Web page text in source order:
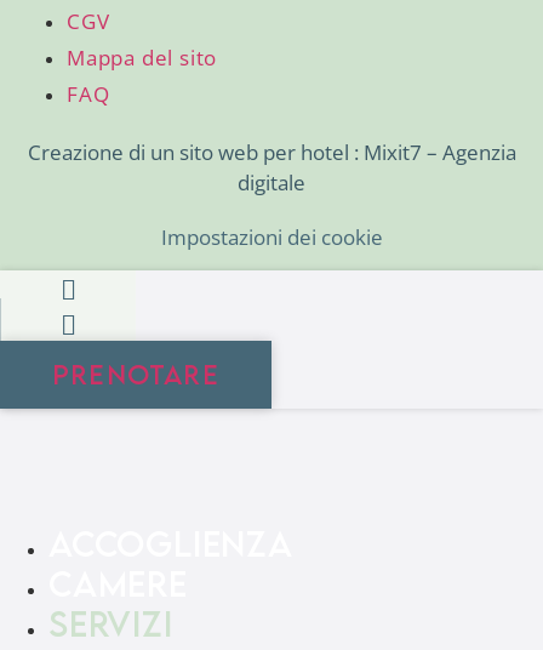
CGV
Mappa del sito
FAQ
Creazione di un sito web per hotel : Mixit7 – Agenzia
digitale
Impostazioni dei cookie
PRENOTARE
SERVIZI